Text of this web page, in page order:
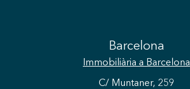
Barcelona
Immobiliària a Barcelona
C/ Muntaner, 259